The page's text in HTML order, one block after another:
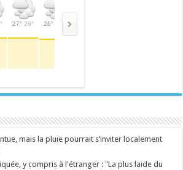
27° 26° 26°
mais la pluie pourrait s’inviter localement
y compris à l'étranger : "La plus laide du